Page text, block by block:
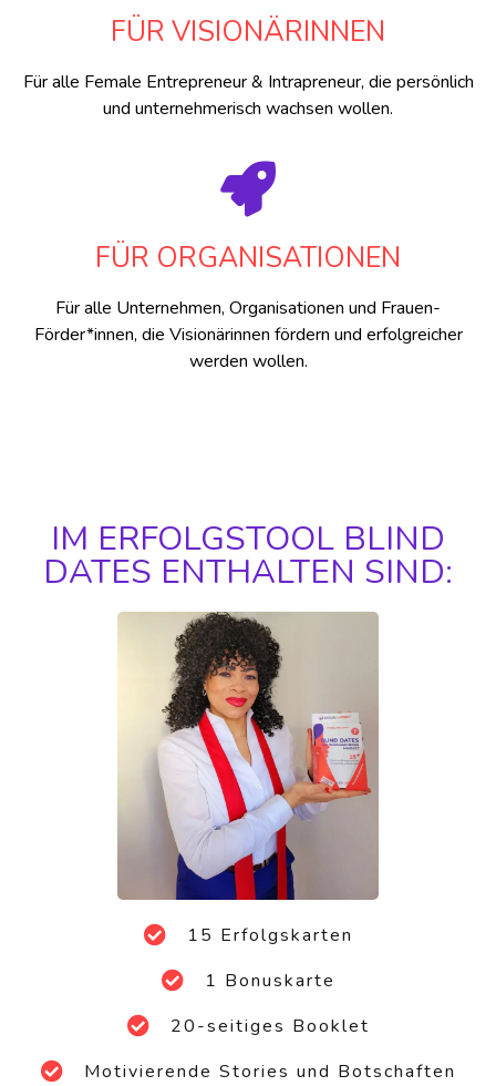
FÜR VISIONÄRINNEN
Für alle Female Entrepreneur & Intrapreneur, die persönlich
und unternehmerisch wachsen wollen.
FÜR ORGANISATIONEN
Für alle Unternehmen, Organisationen und Frauen-
Förder*innen, die Visionärinnen fördern und erfolgreicher
werden wollen.
IM ERFOLGSTOOL BLIND
DATES ENTHALTEN SIND:
15 Erfolgskarten
1 Bonuskarte
20-seitiges Booklet
Motivierende Stories und Botschaften